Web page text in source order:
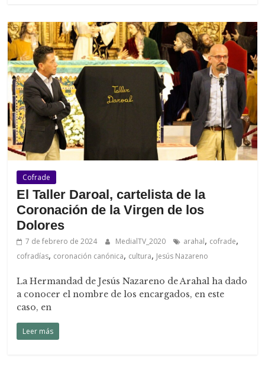
Cofrade
El Taller Daroal, cartelista de la
Coronación de la Virgen de los
Dolores
7 de febrero de 2024 MedialTV_2020 arahal, cofrade,
cofradías, coronación canónica, cultura, Jesús Nazareno
La Hermandad de Jesús Nazareno de Arahal ha dado
a conocer el nombre de los encargados, en este
caso, en
Leer más